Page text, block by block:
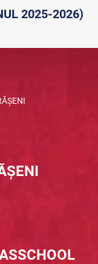
2025-2026)